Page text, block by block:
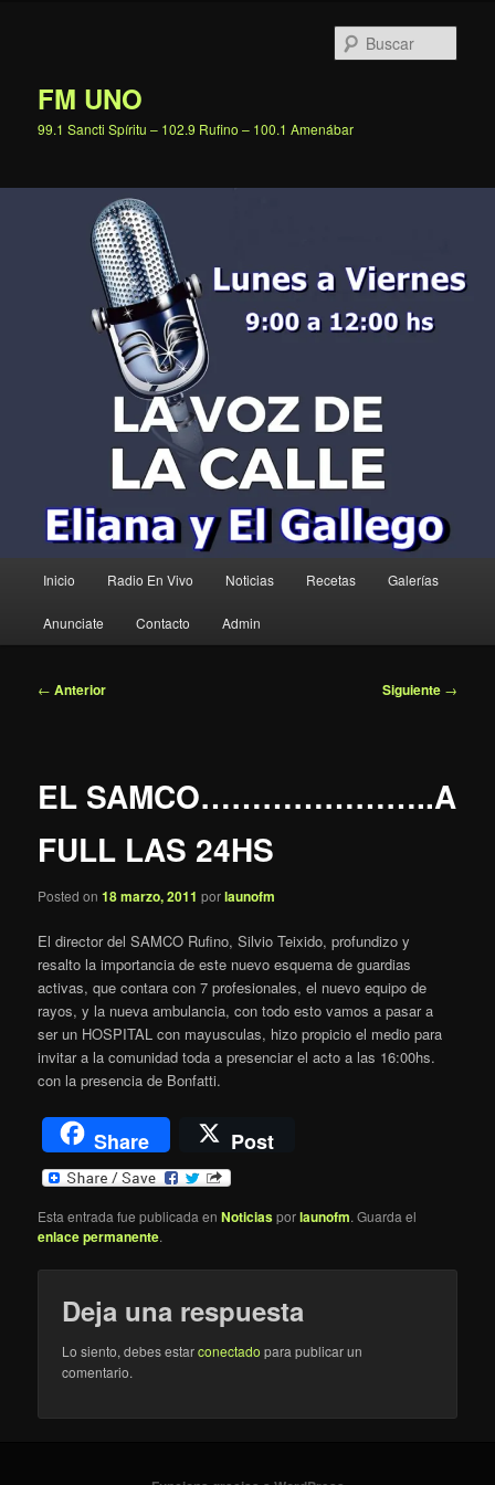
FM UNO
99.1 Sancti Spíritu – 102.9 Rufino – 100.1 Amenábar
principal
Inicio Radio En Vivo Noticias Recetas Galerías
Anunciate Contacto Admin
Navegación
← Anterior Siguiente →
EL SAMCO…………………..A
FULL LAS 24HS
Posted on18 marzo, 2011 porlaunofm
El director del SAMCO Rufino, Silvio Teixido, profundizo y
resalto la importancia de este nuevo esquema de guardias
activas, que contara con 7 profesionales, el nuevo equipo de
rayos, y la nueva ambulancia, con todo esto vamos a pasar a
ser un HOSPITAL con mayusculas, hizo propicio el medio para
invitar a la comunidad toda a presenciar el acto a las 16:00hs.
con la presencia de Bonfatti.
Share Post
Esta entrada fue publicada enNoticiasporlaunofm. Guarda el
enlace permanente.
Deja una respuesta
Lo siento, debes estarconectado para publicar un
comentario.